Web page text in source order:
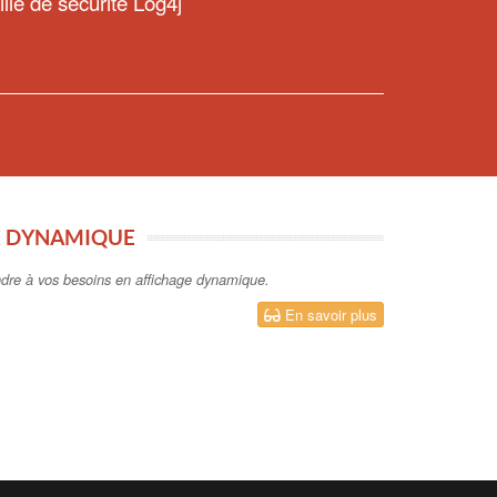
DYNAMIQUE
à vos besoins en affichage dynamique.
En savoir plus